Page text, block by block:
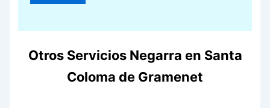
Otros Servicios Negarra en Santa
Coloma de Gramenet